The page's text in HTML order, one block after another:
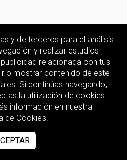
y de terceros para el análisis
y realizar estudios
relacionada con tus
o mostrar contenido de este
Si continúas navegando,
la utilización de cookies.
información en nuestra
de Cookies.